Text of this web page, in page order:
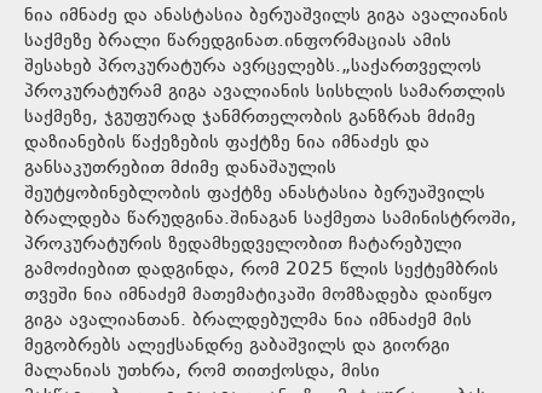
ნია იმნაძე და ანასტასია ბერუაშვილს გიგა ავალიანის
საქმეზე ბრალი წარედგინათ.ინფორმაციას ამის
შესახებ პროკურატურა ავრცელებს.„საქართველოს
პროკურატურამ გიგა ავალიანის სისხლის სამართლის
საქმეზე, ჯგუფურად ჯანმრთელობის განზრახ მძიმე
დაზიანების წაქეზების ფაქტზე ნია იმნაძეს და
განსაკუთრებით მძიმე დანაშაულის
შეუტყობინებლობის ფაქტზე ანასტასია ბერუაშვილს
ბრალდება წარუდგინა.შინაგან საქმეთა სამინისტროში,
პროკურატურის ზედამხედველობით ჩატარებული
გამოძიებით დადგინდა, რომ 2025 წლის სექტემბრის
თვეში ნია იმნაძემ მათემატიკაში მომზადება დაიწყო
გიგა ავალიანთან. ბრალდებულმა ნია იმნაძემ მის
მეგობრებს ალექსანდრე გაბაშვილს და გიორგი
მალანიას უთხრა, რომ თითქოსდა, მისი